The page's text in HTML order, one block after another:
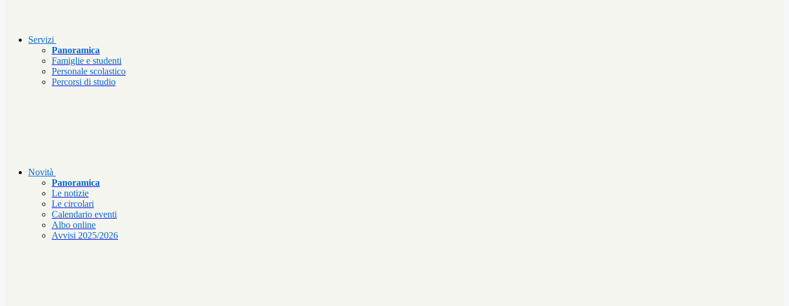
Servizi
Panoramica
Famiglie e studenti
Personale scolastico
Percorsi di studio
Novità
Panoramica
Le notizie
Le circolari
Calendario eventi
Albo online
Avvisi 2025/2026